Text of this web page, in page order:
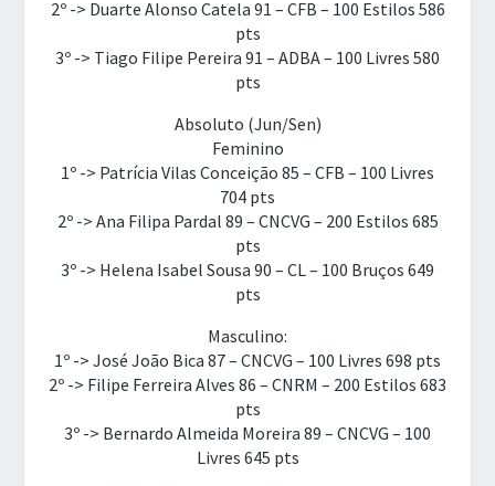
2º -> Duarte Alonso Catela 91 – CFB – 100 Estilos 586
pts
3º -> Tiago Filipe Pereira 91 – ADBA – 100 Livres 580
pts
Absoluto (Jun/Sen)
Feminino
1º -> Patrícia Vilas Conceição 85 – CFB – 100 Livres
704 pts
2º -> Ana Filipa Pardal 89 – CNCVG – 200 Estilos 685
pts
3º -> Helena Isabel Sousa 90 – CL – 100 Bruços 649
pts
Masculino:
1º -> José João Bica 87 – CNCVG – 100 Livres 698 pts
2º -> Filipe Ferreira Alves 86 – CNRM – 200 Estilos 683
pts
3º -> Bernardo Almeida Moreira 89 – CNCVG – 100
Livres 645 pts